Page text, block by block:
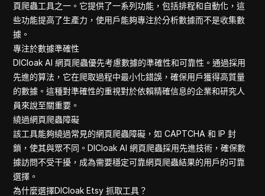
頁爬蟲工具之一。它提供了一系列功能，包括排程和自動化，這
些功能提高了生產力，使用戶能夠專注於分析數據而不是收集數
據。
專注於數據準確性
DICloak AI 網頁爬蟲優先考慮數據的準確性和可靠性。通過採用
先進的算法，它在爬取過程中最小化錯誤，確保用戶獲得高質量
的數據。這種對準確性的重視對於依賴精確信息的企業和研究人
員來說至關重要。
繞過網頁爬蟲障礙
該工具能夠繞過常見的網頁爬蟲障礙，如 CAPTCHA 和 IP 封
鎖，使其與眾不同。DICloak AI 網頁爬蟲採用先進技術，確保數
據訪問不受干擾，成為需要穩定可靠網頁爬蟲結果的用戶的可靠
選擇。
為什麼選擇DICloak Etsy 抓取工具？